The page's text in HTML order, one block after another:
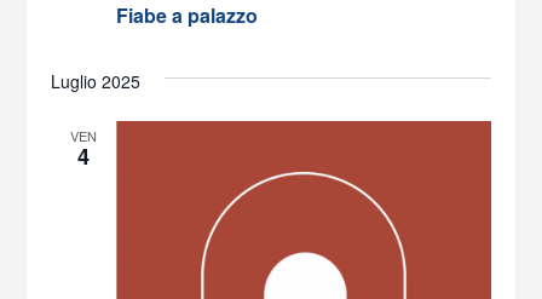
Fiabe a palazzo
Luglio 2025
VEN
4